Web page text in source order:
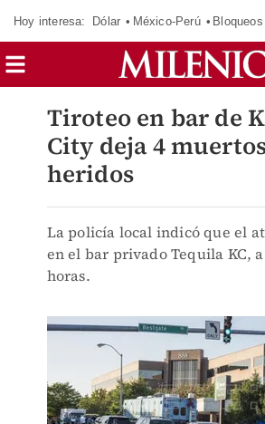
Hoy interesa: Dólar México-Perú
Tiroteo en bar de
City deja 4
heridos
La policía local indicó que el
en el bar privado Tequila KC, a
horas.